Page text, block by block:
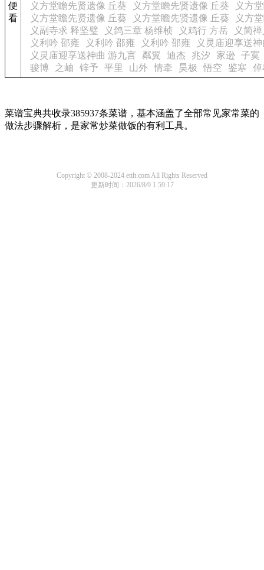
便
看
义方堂瞻先贤遗像 丘葵
义方堂瞻先贤遗像 丘葵
义方
义方堂瞻先贤遗像 丘葵
义方堂瞻先贤遗像 丘葵
义方
义副寺求 释坚璧
义鸽三章 杨维桢 义鸡行 方岳
义简
义利吟 邵雍
义利吟 邵雍 义利吟 邵雍
义灵庙迎享送
义灵庙迎享送神曲 游九言
粼翼 迪杰 兆汐 家逊 子寞
骏博
之岫 锌予 平里 山外 情牵 昊极 悟空 鉴寒 倬
菜谱宝典共收录385937条菜谱，基本涵盖了全部常见家常菜的
做法步骤解析，是家常炒菜做饭的有利工具。
Copyright © 2008-2024 ettlt.com All Rights Reserved
更新时间：2026/8/9 1:59:17